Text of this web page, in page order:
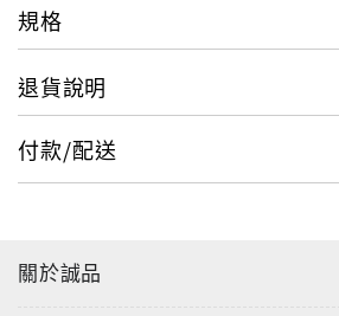
業及小模發展過程，透過瑪莉雅潘
艾德斯克林（Ed Skrein）精彩演出
表、震懾人心的電影，讓人久久無法
嶄露頭角的模特兒艾瑪為求事業發展
黎，與攝影師相遇並陷入熱戀，發展
界，隨之而來的危險及誘惑，從一個
規格
退貨說明
付款/配送
關於誠品